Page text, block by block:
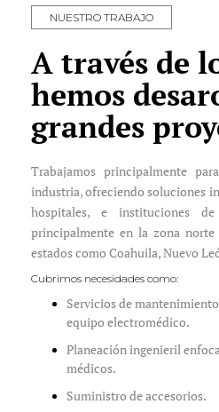
NUESTRO TRABAJO
A través de
hemos
grandes
Trabajamos principalmente
industria, ofreciendo soluciones
hospitales, e instituciones
principalmente en la zona
estados como Coahuila, Nuevo
Cubrimos necesidades como:
Servicios de
equipo electromédico.
Planeación ingenieril
médicos.
Suministro de accesorios.